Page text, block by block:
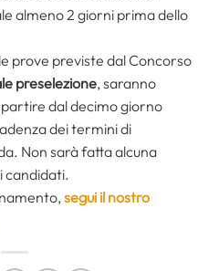
almeno 2 giorni prima dello
prove previste dal Concorso
preselezione, saranno
dal decimo giorno
dei termini di
Non sarà fatta alcuna
candidati.
segui il nostro